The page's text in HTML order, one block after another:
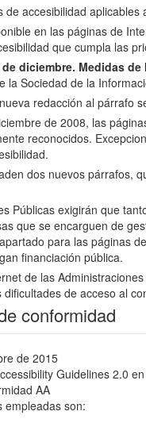
de accesibilidad
en las páginas de
que cumpla las
diciembre. Medidas
la Sociedad de la
redacción al párrafo
de 2008, las
reconocidos.
dos nuevos párrafos,
Públicas exigirán que
que se encarguen de
para las páginas
financiación pública.
de las
de acceso al
conformidad
de 2015
Guidelines 2.0 en
AA
empleadas son: